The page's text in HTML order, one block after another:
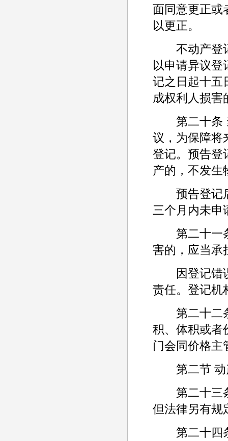
面同意更正或
以更正。
不动产登记
以申请异议
记之日起十五
成权利人损害
第二十条
议，为保障将
登记。预告登
产的，不发生
预告登记后
三个月内未申
第二十一条
害的，应当承
因登记错误
责任。登记机
第二十二条
积、体积或者
门会同价格主
第二节 动
第二十三条
但法律另有规
第二十四条